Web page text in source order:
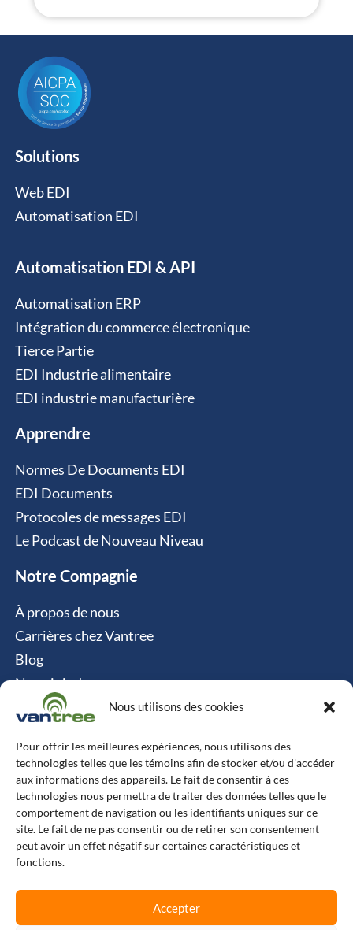
Nous utilisons des cookies
Pour offrir les meilleures expériences, nous utilisons des
technologies telles que les témoins afin de stocker et/ou d'accéder
aux informations des appareils. Le fait de consentir à ces
technologies nous permettra de traiter des données telles que le
comportement de navigation ou les identifiants uniques sur ce
site. Le fait de ne pas consentir ou de retirer son consentement
peut avoir un effet négatif sur certaines caractéristiques et
fonctions.
Accepter
Solutions
Web EDI
Automatisation EDI
Automatisation EDI & API
Automatisation ERP
Intégration du commerce électronique
Tierce Partie
EDI Industrie alimentaire
EDI industrie manufacturière
Apprendre
Normes De Documents EDI
EDI Documents
Protocoles de messages EDI
Le Podcast de Nouveau Niveau
Notre Compagnie
À propos de nous
Carrières chez Vantree
Blog
Nous joindre
Politique relative aux cookies
Contact
Vantree Systems
514-747-0350
6500 TransCanada, Chemin de Service S, 4e
étage, Pointe-Claire, QC H9R 0A5